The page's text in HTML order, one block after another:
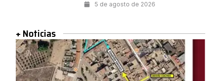
5 de agosto de 2026
+ Noticias